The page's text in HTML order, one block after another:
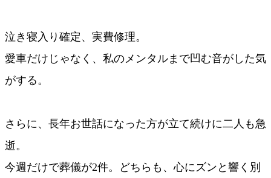
泣き寝入り確定、実費修理。
愛車だけじゃなく、私のメンタルまで凹む音がした気
がする。
さらに、長年お世話になった方が立て続けに二人も急
逝。
今週だけで葬儀が2件。どちらも、心にズンと響く別